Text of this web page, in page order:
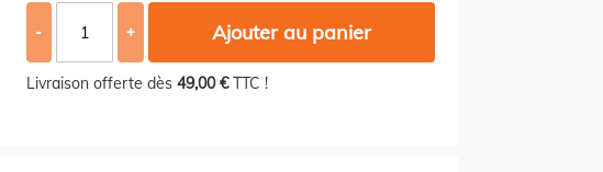
- + Ajouter au panier
Livraison offerte dès 49,00 €TTC !